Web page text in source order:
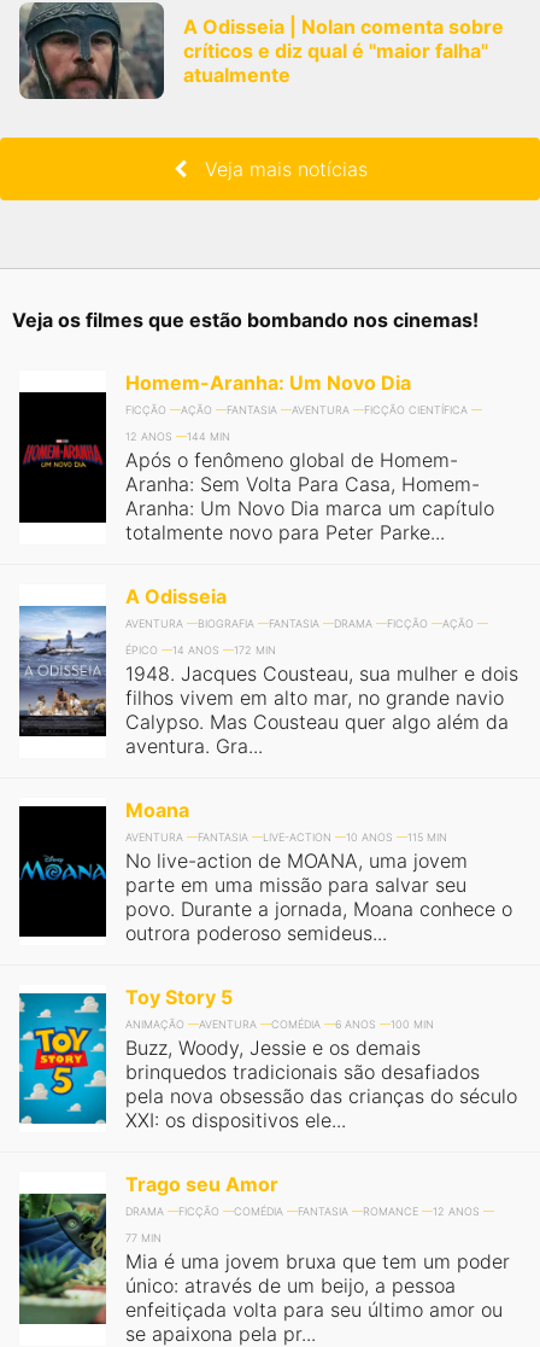
A Odisseia | Nolan comenta sobre
críticos e diz qual é "maior falha"
atualmente
Veja mais notícias
Veja os filmes que estão bombando nos cinemas!
Homem-Aranha: Um Novo Dia
FICÇÃO AÇÃO FANTASIA AVENTURA
FICÇÃO CIENTÍFICA
12 ANOS
144 MIN
Após o fenômeno global de Homem-
Aranha: Sem Volta Para Casa, Homem-
Aranha: Um Novo Dia marca um capítulo
totalmente novo para Peter Parke...
A Odisseia
AVENTURA BIOGRAFIA FANTASIA DRAMA FICÇÃO
AÇÃO
ÉPICO
14 ANOS 172 MIN
1948. Jacques Cousteau, sua mulher e dois
filhos vivem em alto mar, no grande navio
Calypso. Mas Cousteau quer algo além da
aventura. Gra...
Moana
AVENTURA FANTASIA LIVE-ACTION 10 ANOS 115 MIN
No live-action de MOANA, uma jovem
parte em uma missão para salvar seu
povo. Durante a jornada, Moana conhece o
outrora poderoso semideus...
Toy Story 5
ANIMAÇÃO AVENTURA COMÉDIA 6 ANOS 100 MIN
Buzz, Woody, Jessie e os demais
brinquedos tradicionais são desafiados
pela nova obsessão das crianças do século
XXI: os dispositivos ele...
Trago seu Amor
DRAMA FICÇÃO COMÉDIA FANTASIA ROMANCE
12 ANOS
77 MIN
Mia é uma jovem bruxa que tem um poder
único: através de um beijo, a pessoa
enfeitiçada volta para seu último amor ou
se apaixona pela pr...